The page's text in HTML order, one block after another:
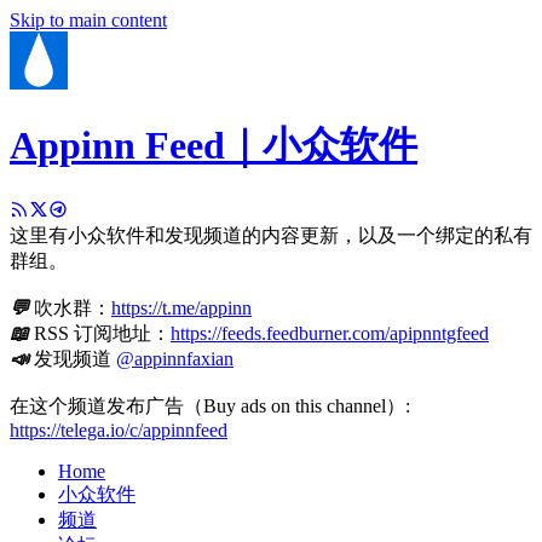
Skip to main content
Appinn Feed｜小众软件
这里有小众软件和发现频道的内容更新，以及一个绑定的私有
群组。
💬吹水群： https://t.me/appinn
📖RSS 订阅地址： https://feeds.feedburner.com/apipnntgfeed
📣发现频道 @appinnfaxian
在这个频道发布广告（Buy ads on this channel）:
https://telega.io/c/appinnfeed
Home
小众软件
频道